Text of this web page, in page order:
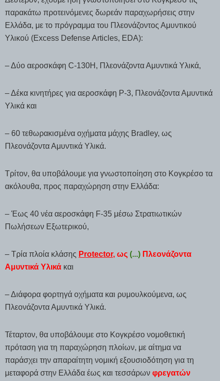
παρακάτω προτεινόμενες δωρεάν παραχωρήσεις στην
Ελλάδα, με το πρόγραμμα του Πλεονάζοντος Αμυντικού
Υλικού (Excess Defense Articles, EDA):
– Δύο αεροσκάφη C-130H, Πλεονάζοντα Αμυντικά Υλικά,
– Δέκα κινητήρες για αεροσκάφη P-3, Πλεονάζοντα Αμυντικά
Υλικά και
– 60 τεθωρακισμένα οχήματα μάχης Bradley, ως
Πλεονάζοντα Αμυντικά Υλικά.
Τρίτον, θα υποβάλουμε για γνωστοποίηση στο Κογκρέσο τα
ακόλουθα, προς παραχώρηση στην Ελλάδα:
– Έως 40 νέα αεροσκάφη F-35 μέσω Στρατιωτικών
Πωλήσεων Εξωτερικού,
– Τρία πλοία κλάσης Protector, ως (...) Πλεονάζοντα
Αμυντικά Υλικά και
– Διάφορα φορτηγά οχήματα και ρυμουλκούμενα, ως
Πλεονάζοντα Αμυντικά Υλικά.
Τέταρτον, θα υποβάλουμε στο Κογκρέσο νομοθετική
πρόταση για τη παραχώρηση πλοίων, με αίτημα να
παράσχει την απαραίτητη νομική εξουσιοδότηση για τη
μεταφορά στην Ελλάδα έως και τεσσάρων φρεγατών